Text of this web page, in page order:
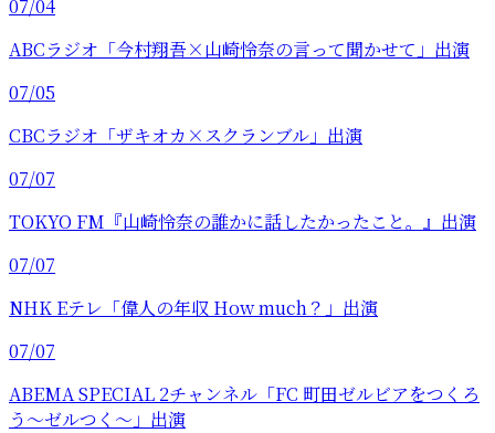
07/04
ABCラジオ「今村翔吾×山崎怜奈の言って聞かせて」出演
07/05
CBCラジオ「ザキオカ×スクランブル」出演
07/07
TOKYO FM『山崎怜奈の誰かに話したかったこと。』出演
07/07
NHK Eテレ「偉人の年収 How much？」出演
07/07
ABEMA SPECIAL 2チャンネル「FC 町田ゼルビアをつくろ
う〜ゼルつく〜」出演